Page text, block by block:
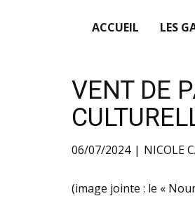
ACCUEIL LES
VENT DE
06/07/2024 NICOLE
(image jointe : le «